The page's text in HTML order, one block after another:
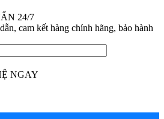
24/7
cam kết hàng chính hãng, bảo hành
NGAY